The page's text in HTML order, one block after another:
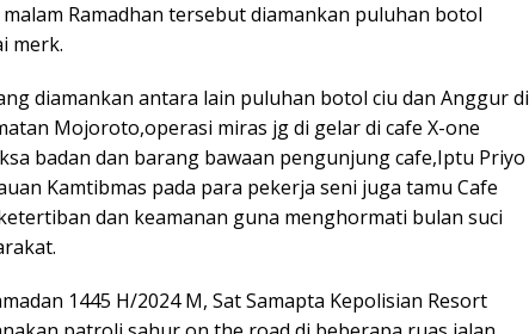
Ramadhan tersebut diamankan puluhan botol
merk.
diamankan antara lain puluhan botol ciu dan Anggur di
Mojoroto,operasi miras jg di gelar di cafe X-one
badan dan barang bawaan pengunjung cafe,Iptu Priyo
Kamtibmas pada para pekerja seni juga tamu Cafe
dan keamanan guna menghormati bulan suci
1445 H/2024 M, Sat Samapta Kepolisian Resort